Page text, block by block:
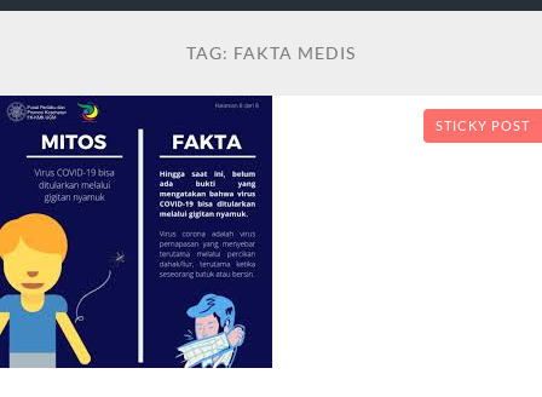
TAG: FAKTA MEDIS
STICKY POST